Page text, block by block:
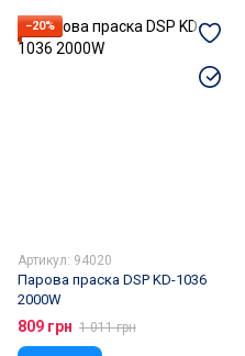
−20%
Артикул: 94020
Парова праска DSP KD-1036
2000W
809 грн 1 011 грн